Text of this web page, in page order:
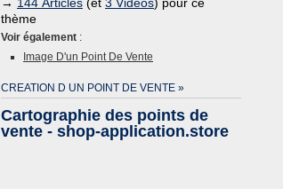
thème
Voir également :
Image D'un Point De Vente
CREATION D UN POINT DE VENTE »
Cartographie des points de
vente - shop-application.store